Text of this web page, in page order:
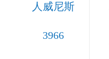
人威尼斯
3966